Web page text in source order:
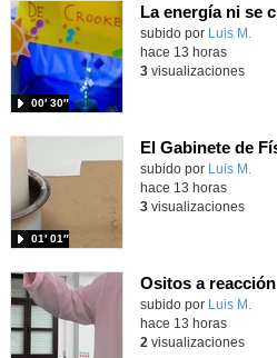
Contenido educativo.
subido por Luis M.
00′ 30″
hace 13 horas
3visualizaciones
Contenido educativo.
subido por Luis M.
01′ 01″
hace 13 horas
3visualizaciones
Ositos a reacción
Contenido educativo.
subido por Luis M.
hace 13 horas
2 visualizaciones